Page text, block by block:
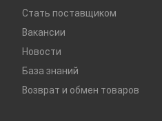
Стать поставщиком
Вакансии
Новости
База знаний
Возврат и обмен товаров